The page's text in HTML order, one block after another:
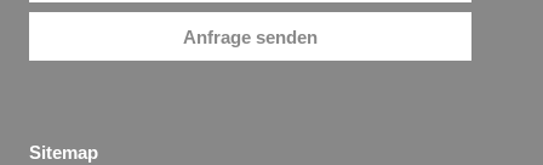
Anfrage senden
Sitemap